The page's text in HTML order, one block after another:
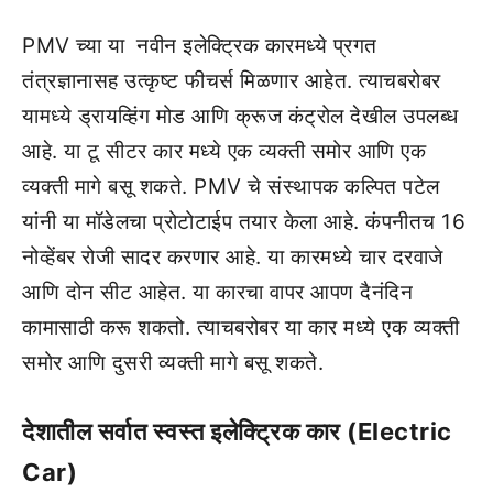
PMV च्या या नवीन इलेक्ट्रिक कारमध्ये प्रगत
तंत्रज्ञानासह उत्कृष्ट फीचर्स मिळणार आहेत. त्याचबरोबर
यामध्ये ड्रायव्हिंग मोड आणि क्रूज कंट्रोल देखील उपलब्ध
आहे. या टू सीटर कार मध्ये एक व्यक्ती समोर आणि एक
व्यक्ती मागे बसू शकते. PMV चे संस्थापक कल्पित पटेल
यांनी या मॉडेलचा प्रोटोटाईप तयार केला आहे. कंपनीतच 16
नोव्हेंबर रोजी सादर करणार आहे. या कारमध्ये चार दरवाजे
आणि दोन सीट आहेत. या कारचा वापर आपण दैनंदिन
कामासाठी करू शकतो. त्याचबरोबर या कार मध्ये एक व्यक्ती
समोर आणि दुसरी व्यक्ती मागे बसू शकते.
देशातील सर्वात स्वस्त इलेक्ट्रिक कार (Electric
Car)